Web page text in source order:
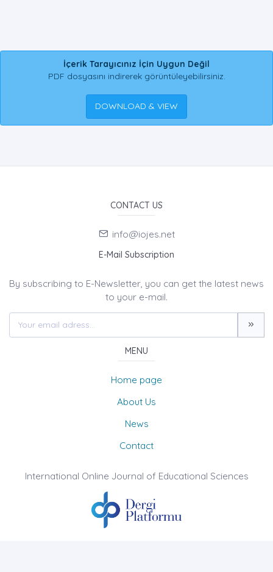
İçerik Tarayıcınız İçin Uygun Değil
PDF dosyasını indirerek görüntüleyebilirsiniz.
DOWNLOAD & VIEW
CONTACT US
info@iojes.net
E-Mail Subscription
By subscribing to E-Newsletter, you can get the latest news
to your e-mail.
MENU
Home page
About Us
News
Contact
International Online Journal of Educational Sciences